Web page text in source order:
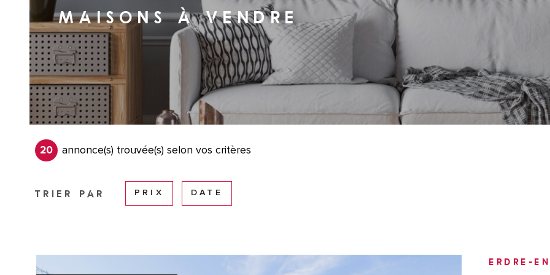
Terrasse
MAISONS À VENDRE
20 annonce(s) trouvée(s) selon vos critères
TRIER PAR PRIX DATE
ERDRE-